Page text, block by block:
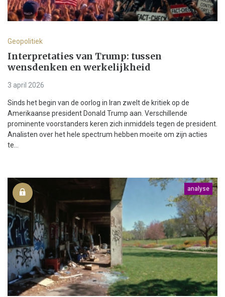
Geopolitiek
Interpretaties van Trump: tussen
wensdenken en werkelijkheid
3 april 2026
Sinds het begin van de oorlog in Iran zwelt de kritiek op de
Amerikaanse president Donald Trump aan. Verschillende
prominente voorstanders keren zich inmiddels tegen de president.
Analisten over het hele spectrum hebben moeite om zijn acties
te...
analyse